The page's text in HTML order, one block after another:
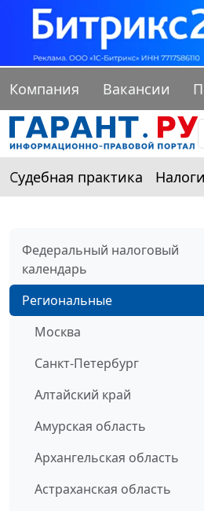
Компания Вакансии
Судебная практика
Федеральный налоговый
календарь
Региональные
Москва
Санкт-Петербург
Алтайский край
Амурская область
Архангельская область
Астраханская область